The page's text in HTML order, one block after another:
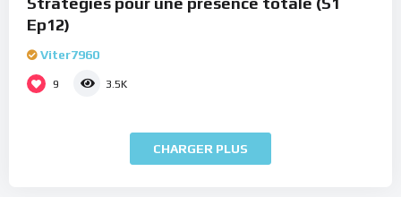
Ep12)
Viter7960
9 3.5K
CHARGER PLUS